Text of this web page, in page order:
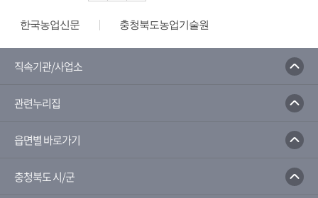
한국농업신문
충청북도농업기술원
한국농수산식품유통공사
농촌진흥청 전자민원 포털서비스
직속기관/사업소
관련누리집
읍면별 바로가기
충청북도 시/군